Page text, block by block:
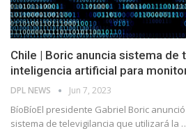
Chile | Boric anuncia sistema de
inteligencia artificial para
DPL NEWS Jun 7, 2023
BíoBíoEl presidente Gabriel Boric
sistema de televigilancia que utilizará la